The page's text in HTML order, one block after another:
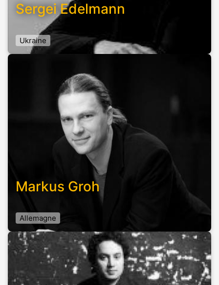
Sergei Edelmann
Ukraine
Markus Groh
Allemagne